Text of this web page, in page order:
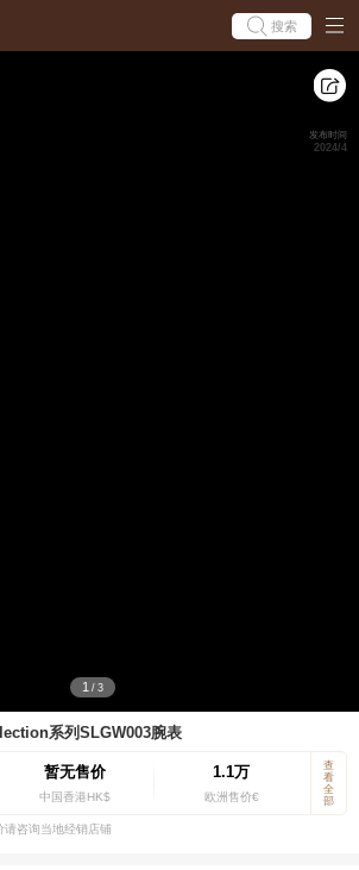
搜索
1 / 3
发布时间
2024/4
系列SLGW003腕表
暂无售价
中国香港HK$
1.1万
欧洲售价€
查
看
全
部
请咨询当地经销店铺